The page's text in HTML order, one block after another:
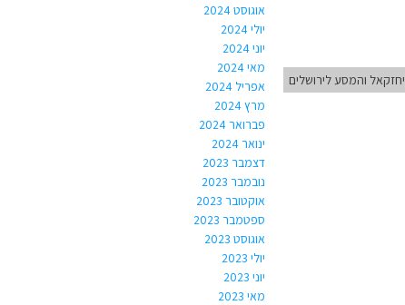
יחזקאל והמסע לירושלים
אוגוסט 2024
יולי 2024
יוני 2024
מאי 2024
אפריל 2024
מרץ 2024
פברואר 2024
ינואר 2024
דצמבר 2023
נובמבר 2023
אוקטובר 2023
ספטמבר 2023
אוגוסט 2023
יולי 2023
יוני 2023
מאי 2023